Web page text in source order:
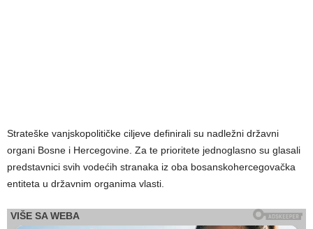
Strateške vanjskopolitičke ciljeve definirali su nadležni državni
organi Bosne i Hercegovine. Za te prioritete jednoglasno su glasali
predstavnici svih vodećih stranaka iz oba bosanskohercegovačka
entiteta u državnim organima vlasti.